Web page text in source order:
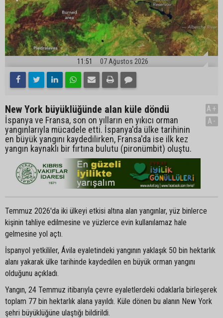
11:51 07 Ağustos 2026
New York büyüklüğünde alan küle döndü
İspanya ve Fransa, son on yılların en yıkıcı orman
yangınlarıyla mücadele etti. İspanya'da ülke tarihinin
en büyük yangını kaydedilirken, Fransa'da ise ilk kez
yangın kaynaklı bir fırtına bulutu (pironümbit) oluştu.
A+
A-
Temmuz 2026'da iki ülkeyi etkisi altına alan yangınlar, yüz binlerce
kişinin tahliye edilmesine ve yüzlerce evin kullanılamaz hale
gelmesine yol açtı.
İspanyol yetkililer, Ávila eyaletindeki yangının yaklaşık 50 bin hektarlık
alanı yakarak ülke tarihinde kaydedilen en büyük orman yangını
olduğunu açıkladı.
Yangın, 24 Temmuz itibarıyla çevre eyaletlerdeki odaklarla birleşerek
toplam 77 bin hektarlık alana yayıldı. Küle dönen bu alanın New York
şehri büyüklüğüne ulaştığı bildirildi.